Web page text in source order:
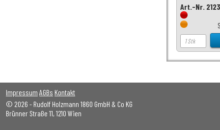
Art.-Nr.
Impressum AGBs Kontakt
© 2026 - Rudolf Holzmann 1860 GmbH & Co KG
Brünner Straße 11, 1210 Wien